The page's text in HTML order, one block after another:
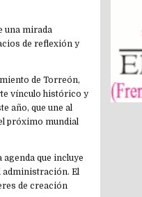
una mirada
de reflexión y
de Torreón,
vínculo histórico y
año, que une al
próximo mundial
que incluye
administración. El
de creación